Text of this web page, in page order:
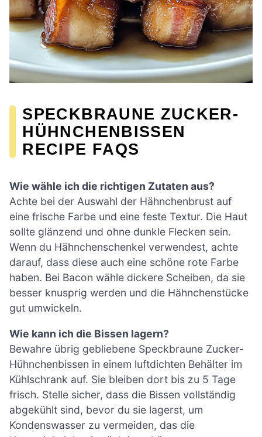
SPECKBRAUNE ZUCKER-
HÜHNCHENBISSEN
RECIPE FAQS
Wie wähle ich die richtigen Zutaten aus?
Achte bei der Auswahl der Hähnchenbrust auf
eine frische Farbe und eine feste Textur. Die Haut
sollte glänzend und ohne dunkle Flecken sein.
Wenn du Hähnchenschenkel verwendest, achte
darauf, dass diese auch eine schöne rote Farbe
haben. Bei Bacon wähle dickere Scheiben, da sie
besser knusprig werden und die Hähnchenstücke
gut umwickeln.
Wie kann ich die Bissen lagern?
Bewahre übrig gebliebene Speckbraune Zucker-
Hühnchenbissen in einem luftdichten Behälter im
Kühlschrank auf. Sie bleiben dort bis zu 5 Tage
frisch. Stelle sicher, dass die Bissen vollständig
abgekühlt sind, bevor du sie lagerst, um
Kondenswasser zu vermeiden, das die